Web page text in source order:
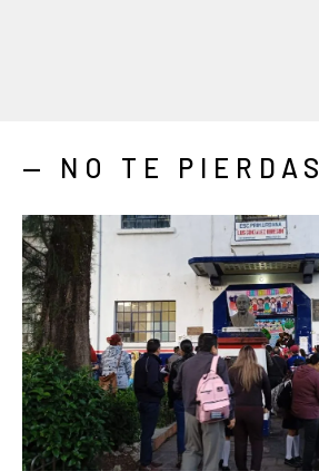
— NO TE PIERDAS